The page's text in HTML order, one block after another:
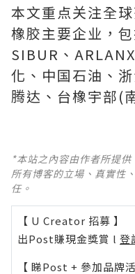
本文重点关注全
橡胶主要企业，
SIBUR、
化、中国石油、
腾达、台橡宇部(
*本站之內容由作者所提
所有博客的立場、真實性
任。
【 U Creator 招募 】
出Post賺現金獎賞 l 登
【 睇Post + 參加品牌活